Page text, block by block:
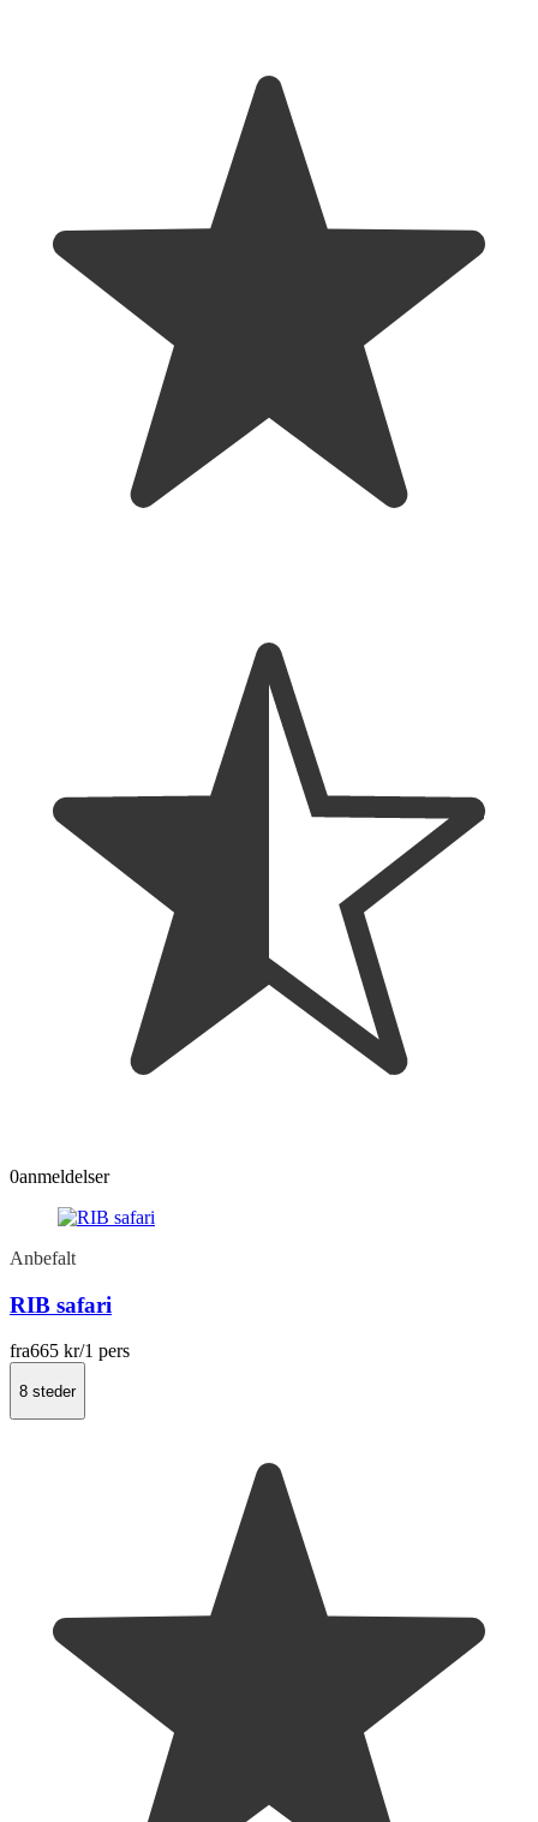
0anmeldelser
Anbefalt
RIB safari
fra665 kr/1 pers
8 steder